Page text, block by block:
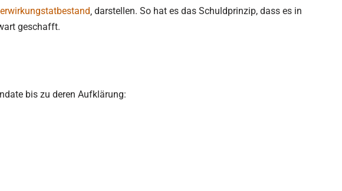
‚ darstellen. So hat es das Schuldprinzip, dass es in
geschafft.
bis zu deren Aufklärung: